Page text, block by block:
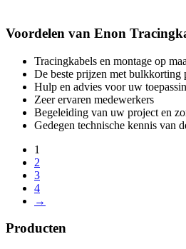
Voordelen van Enon
Tracingkabels en montage op
De beste prijzen met bulkkorting
Hulp en advies voor uw
Zeer ervaren medewerkers
Begeleiding van uw project en
Gedegen technische kennis van
1
2
3
4
→
Producten